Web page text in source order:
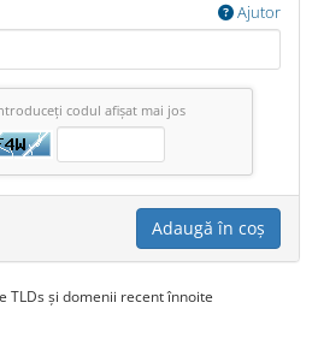
Ajutor
codul afișat mai jos
Adaugă în coș
TLDs și domenii recent înnoite